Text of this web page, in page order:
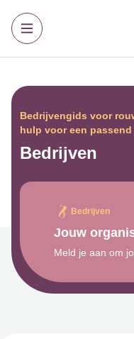
Bedrijvengids voor
hulp voor een
Bedrijven
Bedrijven
Jouw
Meld je aan om